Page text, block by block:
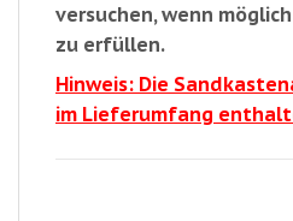
versuchen, wenn
zu erfüllen.
Hinweis: Die
im Lieferumfang